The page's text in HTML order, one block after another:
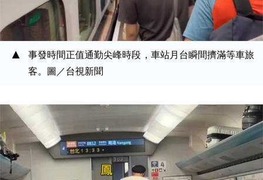
事發時間正值通勤尖峰時段，車站月台瞬間擠滿等車旅
客。圖／台視新聞